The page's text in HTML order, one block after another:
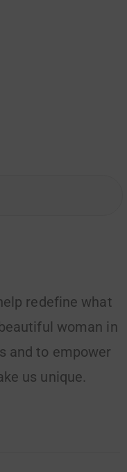
redefine what
woman in
and to empower
us unique.